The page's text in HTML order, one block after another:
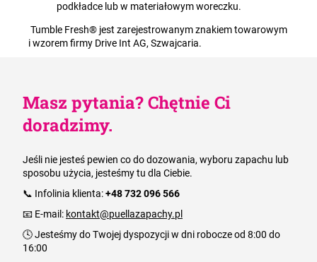
podkładce lub w materiałowym woreczku.
Tumble Fresh® jest zarejestrowanym znakiem towarowym
i wzorem firmy Drive Int AG, Szwajcaria.
Masz pytania? Chętnie Ci
doradzimy.
Jeśli nie jesteś pewien co do dozowania, wyboru zapachu lub
sposobu użycia, jesteśmy tu dla Ciebie.
📞 Infolinia klienta:+48 732 096 566
📧 E-mail: kontakt@puellazapachy.pl
🕓 Jesteśmy do Twojej dyspozycji w dni robocze od 8:00 do
16:00